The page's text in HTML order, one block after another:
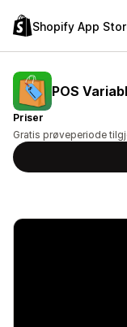
Shopify App
POS
Priser
Gratis prøveperiode